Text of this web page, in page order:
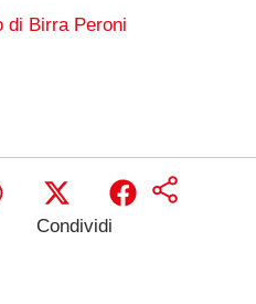
di Birra Peroni
Condividi